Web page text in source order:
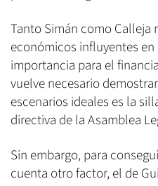
Tanto Simán como Calleja
económicos influyentes
importancia para el
vuelve necesario
escenarios ideales es la
directiva de la Asamblea
Sin embargo, para
cuenta otro factor, el de